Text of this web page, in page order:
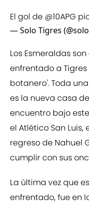
El gol de @10APG
— Solo Tigres
Los Esmeraldas
enfrentado a Tigres
botanero'. Toda
es la nueva casa de
encuentro bajo
el Atlético San
regreso de Nahuel
cumplir con sus
La última vez que
enfrentado, fue en